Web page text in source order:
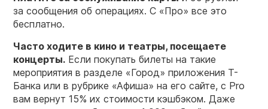
за сообщения об операциях. С «Про» все это
бесплатно.
Часто ходите в кино и театры, посещаете
концерты. Если покупать билеты на такие
мероприятия в разделе «Город» приложения Т-
Банка или в рубрике «Афиша» на его сайте, с Pro
вам вернут 15% их стоимости кэшбэком. Даже